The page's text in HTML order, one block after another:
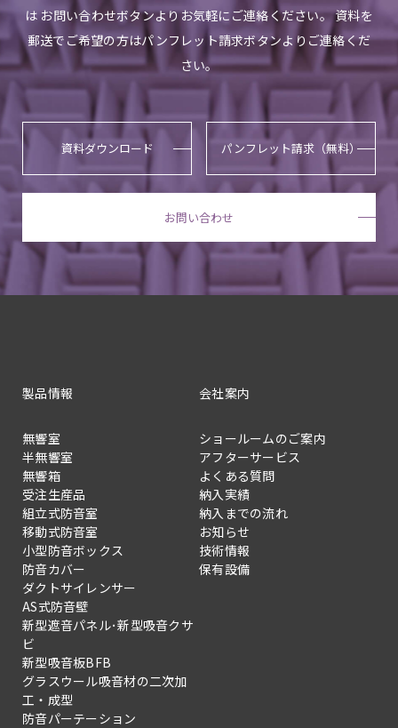
は お問い合わせボタンよりお気軽にご連絡ください。 資料を
郵送でご希望の方はパンフレット請求ボタンよりご連絡くだ
さい。
資料ダウンロード パンフレット請求（無料）
お問い合わせ
製品情報
無響室
半無響室
無響箱
受注生産品
組立式防音室
移動式防音室
小型防音ボックス
防音カバー
ダクトサイレンサー
AS式防音壁
新型遮音パネル･新型吸音クサ
ビ
新型吸音板BFB
グラスウール吸音材の二次加
工・成型
防音パーテーション
会社案内
ショールームのご案内
アフターサービス
よくある質問
納入実績
納入までの流れ
お知らせ
技術情報
保有設備